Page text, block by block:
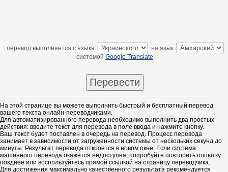
перевод выполняется с языка:
на язык:
системой Google Translate
На этой странице вы можете выполнить быстрый и бесплатный перевод
вашего текста онлайн-переводчиками.
Для автоматизированного перевода необходимо выполнить два простых
действия: введите текст для перевода в поле ввода и нажмите кнопку.
Ваш текст будет поставлен в очередь на перевод. Процесс перевода
занимает в зависимости от загруженности системы от нескольких секунд до
минуты. Результат перевода откроется в новом окне. Если система
машинного перевода окажется недоступна, попробуйте повторить попытку
позднее или воспользуйтесь прямой ссылкой на страницу переводчика.
Для достижения максимально качественного результата рекомендуется